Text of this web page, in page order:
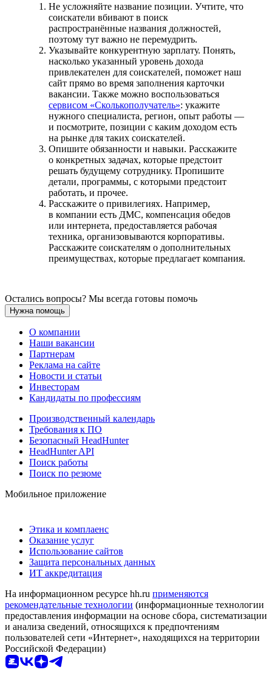
Не усложняйте название позиции. Учтите, что
соискатели вбивают в поиск
распространённые названия должностей,
поэтому тут важно не перемудрить.
Указывайте конкурентную зарплату. Понять,
насколько указанный уровень дохода
привлекателен для соискателей, поможет наш
сайт прямо во время заполнения карточки
вакансии. Также можно воспользоваться
сервисом «Сколькополучатель»: укажите
нужного специалиста, регион, опыт работы —
и посмотрите, позиции с каким доходом есть
на рынке для таких соискателей.
Опишите обязанности и навыки. Расскажите
о конкретных задачах, которые предстоит
решать будущему сотруднику. Пропишите
детали, программы, с которыми предстоит
работать, и прочее.
Расскажите о привилегиях. Например,
в компании есть ДМС, компенсация обедов
или интернета, предоставляется рабочая
техника, организовываются корпоративы.
Расскажите соискателям о дополнительных
преимуществах, которые предлагает компания.
Остались вопросы? Мы всегда готовы помочь
Нужна помощь
О компании
Наши вакансии
Партнерам
Реклама на сайте
Новости и статьи
Инвесторам
Кандидаты по профессиям
Производственный календарь
Требования к ПО
Безопасный HeadHunter
HeadHunter API
Поиск работы
Поиск по резюме
Мобильное приложение
Этика и комплаенс
Оказание услуг
Использование сайтов
Защита персональных данных
ИТ аккредитация
На информационном ресурсе hh.ru применяются
рекомендательные технологии (информационные технологии
предоставления информации на основе сбора, систематизации
и анализа сведений, относящихся к предпочтениям
пользователей сети «Интернет», находящихся на территории
Российской Федерации)